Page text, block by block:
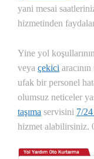
yani mesai
hizmetinden
Yine yol
veya çekici
ufak bir personel
olumsuz neticeler
taşıma servisini 7/
hizmet alabilirsiniz.